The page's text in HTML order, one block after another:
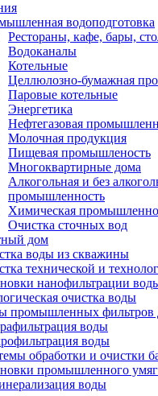
водоподготовка
Рестораны, кафе, бары,
Водоканалы
Котельные
Целлюлозно-бумажная
Паровые котельные
Энергетика
Нефтегазовая
Молочная продукция
Пищевая промышленость
Многоквартирные дома
Алкогольная и без
промышленность
Химическая
Очистка сточных вод
дом
воды из скважины
технической и
нанофильтрации
очистка воды
промышленных фильтров
воды
воды
обработки и очистки
промышленного
воды